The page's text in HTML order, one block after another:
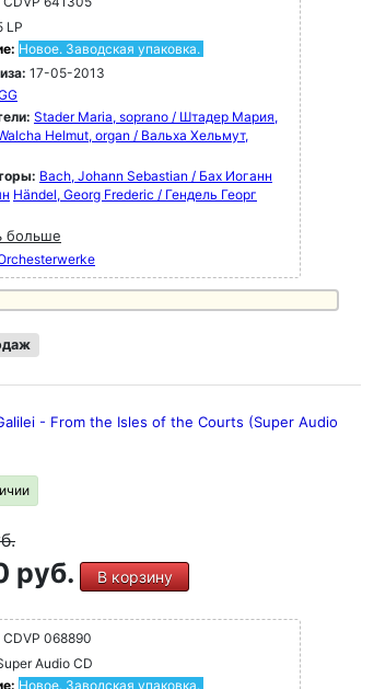
LP
Новое. Заводская упаковка.
17-05-2013
Stader Maria, soprano / Штадер Мария,
Helmut, organ / Вальха Хельмут,
Bach, Johann Sebastian / Бах Иоганн
Händel, Georg Frederic / Гендель Георг
больше
- From the Isles of the Courts (Super Audio
руб. В корзину
CDVP 068890
Audio CD
Новое. Заводская упаковка.